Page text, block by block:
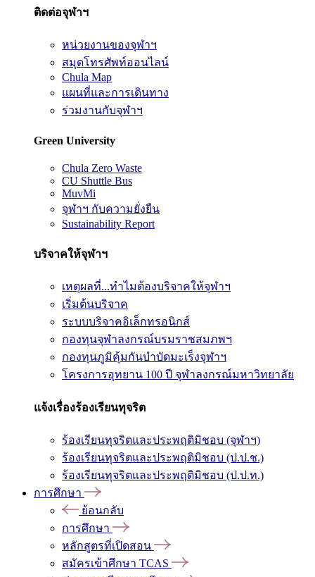
ติดต่อจุฬาฯ
หน่วยงานของจุฬาฯ
สมุดโทรศัพท์ออนไลน์
Chula Map
แผนที่และการเดินทาง
ร่วมงานกับจุฬาฯ
Green University
Chula Zero Waste
CU Shuttle Bus
MuvMi
จุฬาฯ กับความยั่งยืน
Sustainability Report
บริจาคให้จุฬาฯ
เหตุผลที่...ทำไมต้องบริจาคให้จุฬาฯ
เริ่มต้นบริจาค
ระบบบริจาคอิเล็กทรอนิกส์
กองทุนจุฬาลงกรณ์บรมราชสมภพฯ
กองทุนภูมิคุ้มกันบำบัดมะเร็งจุฬาฯ
โครงการอุทยาน 100 ปี จุฬาลงกรณ์มหาวิทยาลัย
แจ้งเรื่องร้องเรียนทุจริต
ร้องเรียนทุจริตและประพฤติมิชอบ (จุฬาฯ)
ร้องเรียนทุจริตและประพฤติมิชอบ (ป.ป.ช.)
ร้องเรียนทุจริตและประพฤติมิชอบ (ป.ป.ท.)
การศึกษา
ย้อนกลับ
การศึกษา
หลักสูตรที่เปิดสอน
สมัครเข้าศึกษา TCAS